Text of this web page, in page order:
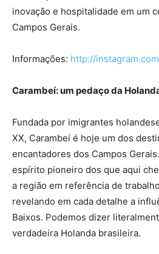
inovação e hospitalidade em um
Campos Gerais.
Informações: http://
Carambeí: um pedaço da
Fundada por imigrantes
XX, Carambeí é hoje um dos
encantadores dos Campos
espírito pioneiro dos que aqui
a região em referência de
revelando em cada detalhe a
Baixos. Podemos dizer
verdadeira Holanda brasileira.